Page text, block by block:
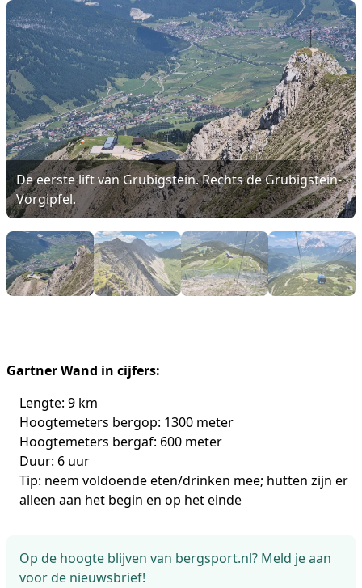
De eerste lift van Grubigstein. Rechts de Grubigstein-
Vorgipfel.
Gartner Wand in cijfers:
Lengte: 9 km
Hoogtemeters bergop: 1300 meter
Hoogtemeters bergaf: 600 meter
Duur: 6 uur
Tip: neem voldoende eten/drinken mee; hutten zijn er
alleen aan het begin en op het einde
Op de hoogte blijven van bergsport.nl? Meld je aan
voor de nieuwsbrief!